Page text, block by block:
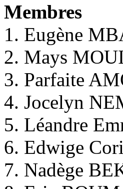
Membres
1. Eugène
2. Mays
3. Parfaite
4. Jocelyn
5. Léandre
6. Edwige
7. Nadège